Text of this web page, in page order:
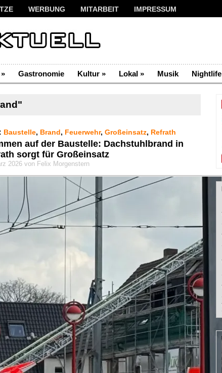
WERBUNG MITARBEIT IMPRESSUM
» Gastronomie Kultur » Lokal » Musik Nightlife
Baustelle, Brand, Feuerwehr, Großeinsatz, Refrath
auf der Baustelle: Dachstuhlbrand in
sorgt für Großeinsatz
2026 von Felix Morgenstern